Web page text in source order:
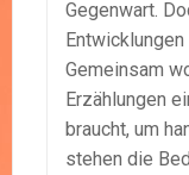
Gegenwart.
Gemeinsam
Erzählungen
braucht, um
stehen die